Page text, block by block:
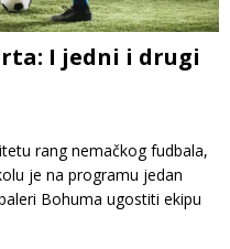
I jedni i drugi
rang nemačkog fudbala,
je na programu jedan
Bohuma ugostiti ekipu